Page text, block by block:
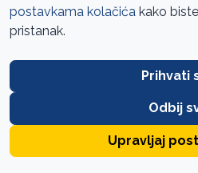
Oglasi
FAQ
postavkama kolačića kako
pristanak.
Prihvati
Odbij
Upravljaj